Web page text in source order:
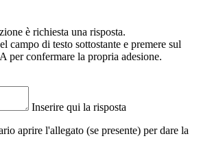
è richiesta una risposta.
campo di testo sottostante e premere sul
per confermare la propria adesione.
Inserire qui la risposta
aprire l'allegato (se presente) per dare la